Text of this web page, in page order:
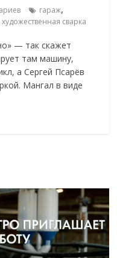
гараж,
художественная сварка
— так скажет
там машину,
а Сергей Псарёв
Мангал в виде